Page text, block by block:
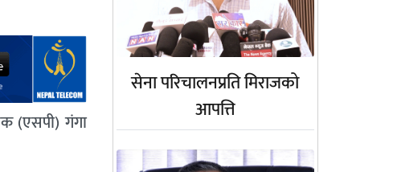
(एसपी) गंगा
सेना परिचालनप्रति मिराजको
आपत्ति